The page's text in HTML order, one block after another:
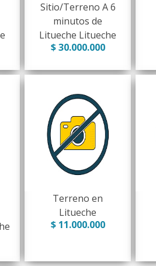
Sitio/Terreno A 6
minutos de
Litueche Litueche
$ 30.000.000
Terreno en
Litueche
$ 11.000.000